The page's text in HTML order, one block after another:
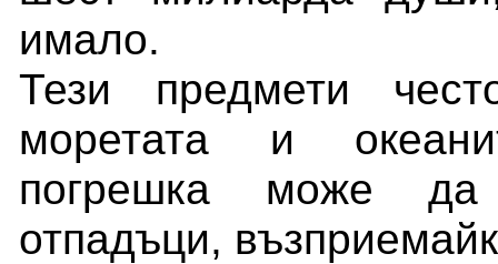
имало.
Тези предмети
моретата и
погрешка може да
отпадъци,